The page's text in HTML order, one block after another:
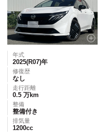
年式
2025(R07)年
修復歴
なし
走行距離
0.5 万km
整備
整備付き
排気量
1200cc